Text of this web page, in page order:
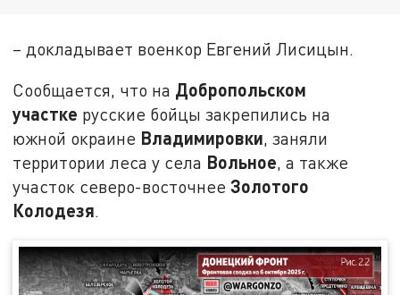
– докладывает военкор Евгений Лисицын.
Сообщается, что на Добропольском
участке русские бойцы закрепились на
южной окраине Владимировки, заняли
территории леса у села Вольное, а также
участок северо-восточнее Золотого
Колодезя.